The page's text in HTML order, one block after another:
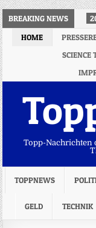
BREAKING NEWS
HOME
SCIENCE
Topp-Nachrichten
TOPPNEWS
GELD TECHNIK